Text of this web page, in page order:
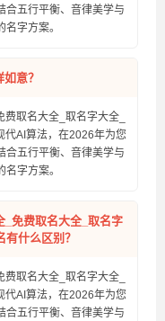
合五行平衡、音律美学与
字方案。
意？
取名大全_取名字大全_
代AI算法，在2026年为您
合五行平衡、音律美学与
字方案。
_免费取名大全_取名字
什么区别？
取名大全_取名字大全_
代AI算法，在2026年为您
合五行平衡、音律美学与